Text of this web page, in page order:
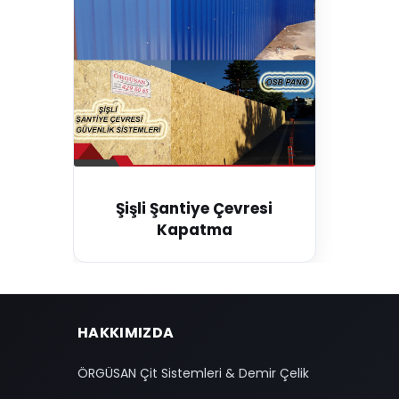
Şişli Şantiye Çevresi
Kapatma
HAKKIMIZDA
ÖRGÜSAN Çit Sistemleri & Demir Çelik